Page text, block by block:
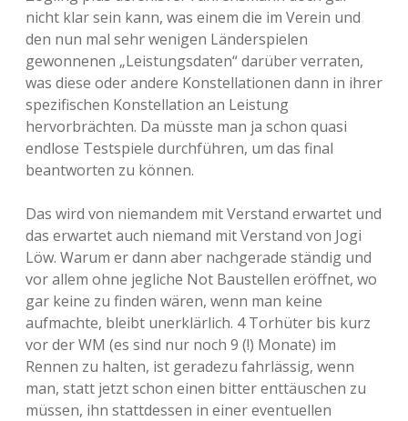
nicht klar sein kann, was einem die im Verein und
den nun mal sehr wenigen Länderspielen
gewonnenen „Leistungsdaten“ darüber verraten,
was diese oder andere Konstellationen dann in ihrer
spezifischen Konstellation an Leistung
hervorbrächten. Da müsste man ja schon quasi
endlose Testspiele durchführen, um das final
beantworten zu können.
Das wird von niemandem mit Verstand erwartet und
das erwartet auch niemand mit Verstand von Jogi
Löw. Warum er dann aber nachgerade ständig und
vor allem ohne jegliche Not Baustellen eröffnet, wo
gar keine zu finden wären, wenn man keine
aufmachte, bleibt unerklärlich. 4 Torhüter bis kurz
vor der WM (es sind nur noch 9 (!) Monate) im
Rennen zu halten, ist geradezu fahrlässig, wenn
man, statt jetzt schon einen bitter enttäuschen zu
müssen, ihn stattdessen in einer eventuellen